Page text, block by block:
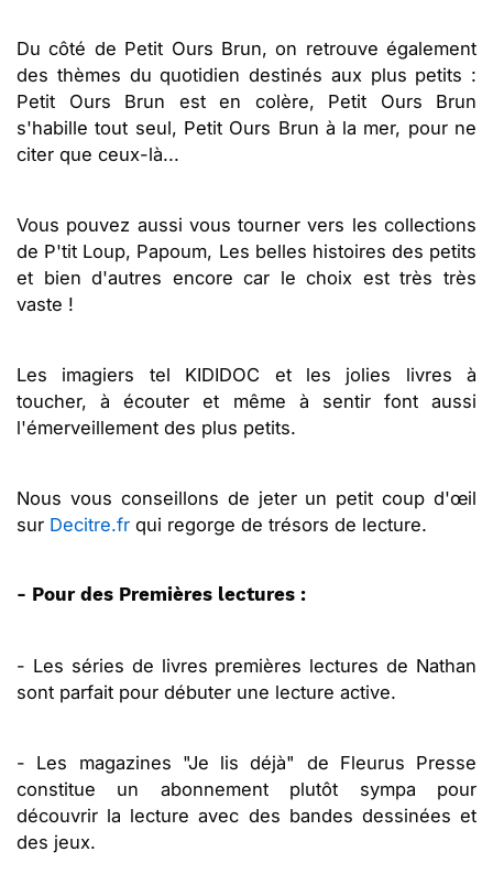
Du côté de Petit Ours Brun, on retrouve également
des thèmes du quotidien destinés aux plus petits :
Petit Ours Brun est en colère, Petit Ours Brun
s'habille tout seul, Petit Ours Brun à la mer, pour ne
citer que ceux-là...
Vous pouvez aussi vous tourner vers les collections
de P'tit Loup, Papoum, Les belles histoires des petits
et bien d'autres encore car le choix est très très
vaste !
Les imagiers tel KIDIDOC et les jolies livres à
toucher, à écouter et même à sentir font aussi
l'émerveillement des plus petits.
Nous vous conseillons de jeter un petit coup d'œil
sur Decitre.fr qui regorge de trésors de lecture.
- Pour des Premières lectures :
- Les séries de livres premières lectures de Nathan
sont parfait pour débuter une lecture active.
- Les magazines "Je lis déjà" de Fleurus Presse
constitue un abonnement plutôt sympa pour
découvrir la lecture avec des bandes dessinées et
des jeux.